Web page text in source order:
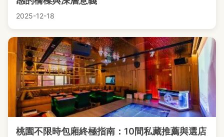
2025-12-18
桃園不限時包廂終極指南：10間私藏推薦與選店